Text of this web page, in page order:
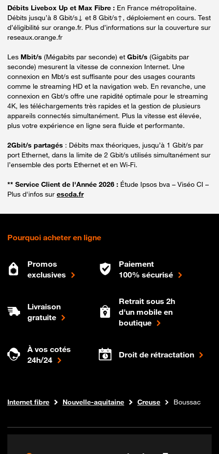
Débits Livebox Up et Max Fibre : En France métropolitaine.
Débits jusqu’à 8 Gbit/s↓ et 8 Gbit/s↑, déploiement en cours. Test
d’éligibilité sur orange.fr. Plus d’informations sur la couverture sur
reseaux.orange.fr
Les Mbit/s (Mégabits par seconde) et Gbit/s (Gigabits par
seconde) mesurent la vitesse de connexion Internet. Une
connexion en Mbt/s est suffisante pour des usages courants
comme le streaming HD et la navigation web. En revanche, une
connexion en Gbt/s offre une rapidité optimale pour le streaming
4K, les téléchargements très rapides et la gestion de plusieurs
appareils connectés simultanément. Plus la vitesse est élevée,
plus votre expérience en ligne sera fluide et performante.
2Gbit/s partagés : Débits max théoriques, jusqu’à 1 Gbit/s par
port Ethernet, dans la limite de 2 Gbit/s utilisés simultanément sur
l’ensemble des ports Ethernet et en Wi-Fi.
** Service Client de l'Année 2026 : Étude Ipsos bva – Viséo CI –
Plus d'infos sur escda.fr
Pourquoi acheter en ligne
Promos
exclusives
Paiement
100% sécurisé
Livraison
gratuite
Retrait sous 2h
d'un mobile en
boutique
À vos cotés
24h/24
Droit de rétractation
Boutique Orange
Internet fibre Nouvelle-aquitaine Creuse Boussac